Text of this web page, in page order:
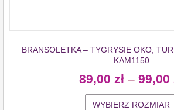
BRANSOLETKA – TYGRYSIE OKO,
KAM1150
89,00 zł – 99,00
WYBIERZ ROZMIAR